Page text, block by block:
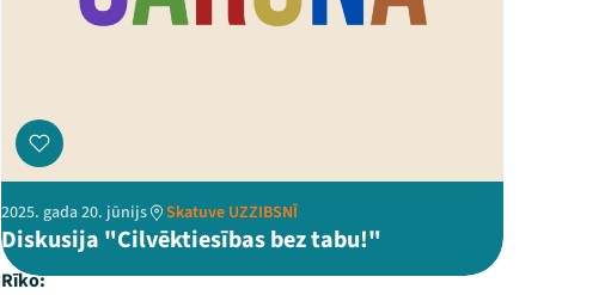
2025. gada 20. jūnijs Skatuve UZZIBSNĪ
Diskusija "Cilvēktiesības bez tabu!"
Rīko: